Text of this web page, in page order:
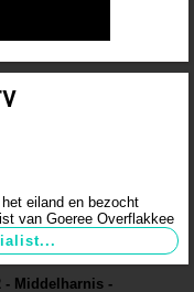
eiland en bezocht
van Goeree Overflakkee
- Middelharnis -